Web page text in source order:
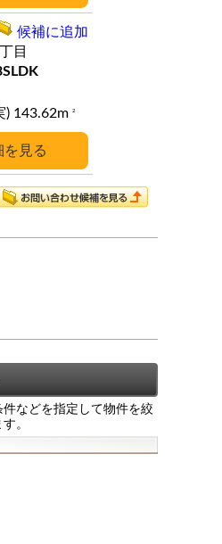
目
(実) 143.62m 2
候補に追加
などを指定して物件を絞
。